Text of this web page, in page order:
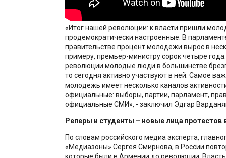
«Итог нашей революции: к власти пришли
продемократически настроенные. В
правительстве процент молодежи вырос в
примеру, премьер-министру сорок четыре
революции молодые люди в большинстве
то сегодня активно участвуют в ней. Самое
молодежь имеет несколько каналов
официальные: выборы, партии, парламент,
официальные СМИ», - заключил Эдгар
Реперы и студенты – новые лица протестов
По словам российского медиа эксперта,
«Медиазоны» Сергея Смирнова, в России